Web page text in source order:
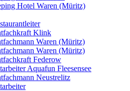
Hotel Waren (Müritz)
Klink
Waren (Müritz)
Waren (Müritz)
Federow
Aquafun Fleesensee
Neustrelitz